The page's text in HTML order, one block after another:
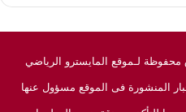
المنشورة فى الموقع مسؤول عنها